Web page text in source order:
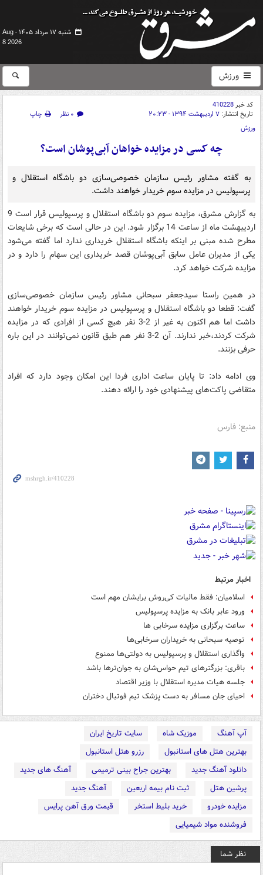
شنبه ۱۷ مرداد ۱۴۰۵ -
Aug
8 2026
ورزش
کد خبر410228
تاریخ انتشار: ۷ اردیبهشت ۱۳۹۴ - ۲۰:۲۳ ۰ نظر
چاپ
ورزش
چه کسی در مزایده خواهان آبی‌پوشان است؟
به گفته مشاور رئیس سازمان خصوصی‌سازی دو باشگاه استقلال و
پرسپولیس در مزایده سوم خریدار خواهند داشت.
به گزارش مشرق، مزایده سوم دو باشگاه استقلال و پرسپولیس قرار است 9
اردیبهشت ماه از ساعت 14 برگزار شود. این در حالی است که برخی شایعات
مطرح شده مبنی بر اینکه باشگاه استقلال خریداری ندارد اما گفته می‌شود
یکی از مدیران عامل سابق آبی‌پوشان قصد خریداری این سهام را دارد و در
مزایده شرکت خواهد کرد.
در همین راستا سیدجعفر سبحانی مشاور رئیس سازمان خصوصی‌سازی
گفت: قطعا دو باشگاه استقلال و پرسپولیس در مزایده سوم خریدار خواهند
داشت اما هم اکنون به غیر از 2-3 نفر هیچ کسی از افرادی که در مزایده
شرکت کردند،‌خبر ندارند. آن 2-3 نفر هم طبق قانون نمی‌توانند در این باره
حرفی بزنند.
وی ادامه داد:‌ تا پایان ساعت اداری فردا این امکان وجود دارد که افراد
متقاضی پاکت‌های پیشنهادی خود را ارائه دهند.
منبع: فارس
اخبار مرتبط
اسلامیان: فقط مالیات کی‌روش برایشان مهم است
ورود عابر بانک به مزایده پرسپولیس
ساعت برگزاری مزایده سرخابی ها
توصیه سبحانی به خریداران سرخابی‌ها
واگذاری استقلال و پرسپولیس به دولتی‌ها ممنوع
باقری: بزرگترهای تیم حواس‌شان به جوان‌ترها باشد
جلسه هیات مدیره استقلال با وزیر اقتصاد
احیای جان مسافر به دست پزشک تیم فوتبال دختران
آپ آهنگ موزیک شاه
سایت تاریخ ایران
بهترین هتل های استانبول
رزرو هتل استانبول
دانلود آهنگ جدید
بهترین جراح بینی ترمیمی
آهنگ های جدید
پرشین هتل
ثبت نام بیمه اربعین
آهنگ جدید
مزایده خودرو
خرید بلیط استخر
قیمت ورق آهن پرایس
فروشنده مواد شیمیایی
نظر شما